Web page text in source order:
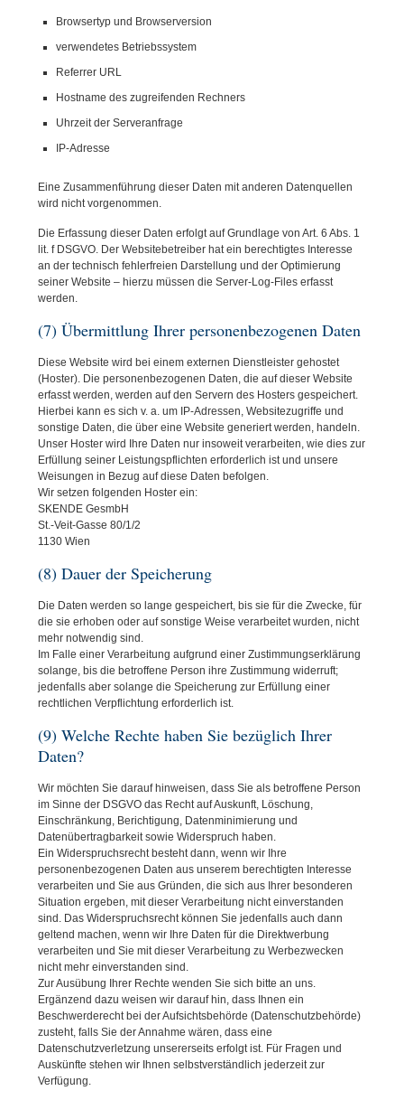
Browsertyp und Browserversion
verwendetes Betriebssystem
Referrer URL
Hostname des zugreifenden Rechners
Uhrzeit der Serveranfrage
IP-Adresse
Eine Zusammenführung dieser Daten mit anderen Datenquellen
wird nicht vorgenommen.
Die Erfassung dieser Daten erfolgt auf Grundlage von Art. 6 Abs. 1
lit. f DSGVO. Der Websitebetreiber hat ein berechtigtes Interesse
an der technisch fehlerfreien Darstellung und der Optimierung
seiner Website – hierzu müssen die Server-Log-Files erfasst
werden.
(7) Übermittlung Ihrer personenbezogenen Daten
Diese Website wird bei einem externen Dienstleister gehostet
(Hoster). Die personenbezogenen Daten, die auf dieser Website
erfasst werden, werden auf den Servern des Hosters gespeichert.
Hierbei kann es sich v. a. um IP-Adressen, Websitezugriffe und
sonstige Daten, die über eine Website generiert werden, handeln.
Unser Hoster wird Ihre Daten nur insoweit verarbeiten, wie dies zur
Erfüllung seiner Leistungspflichten erforderlich ist und unsere
Weisungen in Bezug auf diese Daten befolgen.
Wir setzen folgenden Hoster ein:
SKENDE GesmbH
St.-Veit-Gasse 80/1/2
1130 Wien
(8) Dauer der Speicherung
Die Daten werden so lange gespeichert, bis sie für die Zwecke, für
die sie erhoben oder auf sonstige Weise verarbeitet wurden, nicht
mehr notwendig sind.
Im Falle einer Verarbeitung aufgrund einer Zustimmungserklärung
solange, bis die betroffene Person ihre Zustimmung widerruft;
jedenfalls aber solange die Speicherung zur Erfüllung einer
rechtlichen Verpflichtung erforderlich ist.
(9) Welche Rechte haben Sie bezüglich Ihrer
Daten?
Wir möchten Sie darauf hinweisen, dass Sie als betroffene Person
im Sinne der DSGVO das Recht auf Auskunft, Löschung,
Einschränkung, Berichtigung, Datenminimierung und
Datenübertragbarkeit sowie Widerspruch haben.
Ein Widerspruchsrecht besteht dann, wenn wir Ihre
personenbezogenen Daten aus unserem berechtigten Interesse
verarbeiten und Sie aus Gründen, die sich aus Ihrer besonderen
Situation ergeben, mit dieser Verarbeitung nicht einverstanden
sind. Das Widerspruchsrecht können Sie jedenfalls auch dann
geltend machen, wenn wir Ihre Daten für die Direktwerbung
verarbeiten und Sie mit dieser Verarbeitung zu Werbezwecken
nicht mehr einverstanden sind.
Zur Ausübung Ihrer Rechte wenden Sie sich bitte an uns.
Ergänzend dazu weisen wir darauf hin, dass Ihnen ein
Beschwerderecht bei der Aufsichtsbehörde (Datenschutzbehörde)
zusteht, falls Sie der Annahme wären, dass eine
Datenschutzverletzung unsererseits erfolgt ist. Für Fragen und
Auskünfte stehen wir Ihnen selbstverständlich jederzeit zur
Verfügung.